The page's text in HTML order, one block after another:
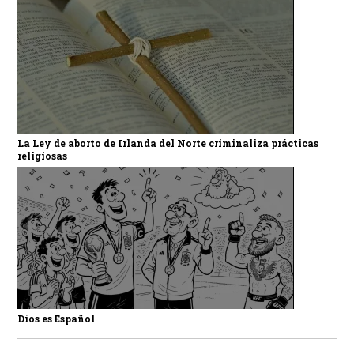
La Ley de aborto de Irlanda del Norte criminaliza prácticas
religiosas
Dios es Español